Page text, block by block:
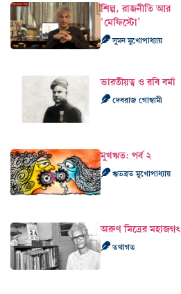
শিল্প, রাজনীতি আর
‘মেফিস্টো’
সুমন মুখোপাধ্যায়
ভারতীয়ত্ব ও রবি বর্মা
দেবরাজ গোস্বামী
মুখঋত: পর্ব ২
ঋতব্রত মুখোপাধ্যায়
অরুণ মিত্রের মহাজগৎ
তথাগত